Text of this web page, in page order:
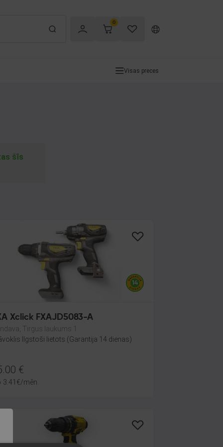
0
Visas preces
šīs
Xclick FXAJD5083-A
Tirgus laukums 1
Ilgstoši lietots (Garantija 14 dienas)
€
3.41 €/mēn.